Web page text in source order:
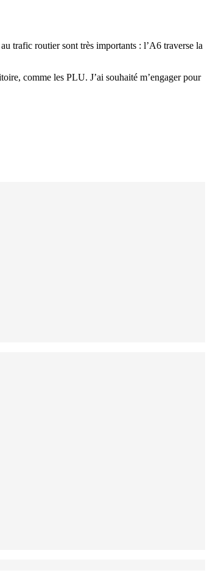
trafic routier sont très importants : l’A6 traverse la
comme les PLU. J’ai souhaité m’engager pour